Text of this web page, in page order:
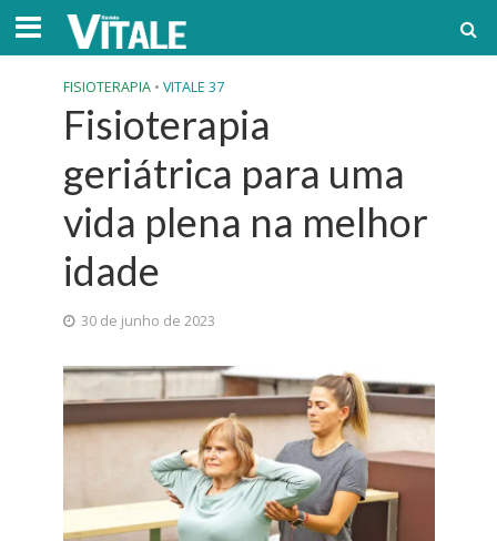
FISIOTERAPIA • VITALE 37
Fisioterapia
geriátrica para uma
vida plena na melhor
idade
30 de junho de 2023